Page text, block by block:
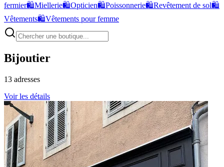
fermier🛍️Miellerie🛍️Opticien🛍️Poissonnerie🛍️Revêtement de sol🛍️
Vêtements🛍️Vêtements pour femme
Bijoutier
13 adresses
Voir les détails